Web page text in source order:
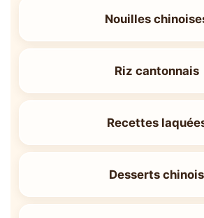
Nouilles
Riz cantonnais
Recettes
Desserts chinois